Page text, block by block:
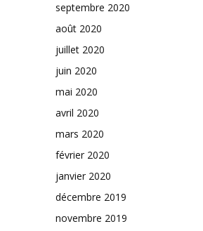
septembre 2020
août 2020
juillet 2020
juin 2020
mai 2020
avril 2020
mars 2020
février 2020
janvier 2020
décembre 2019
novembre 2019